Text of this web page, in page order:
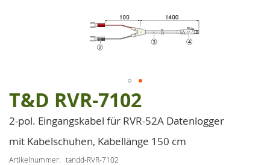
Zum
Anfang
der
Bildgalerie
springen
T&D RVR-7102
2-pol. Eingangskabel für RVR-52A Datenlogger
mit Kabelschuhen, Kabellänge 150 cm
Artikelnummer tandd-RVR-7102